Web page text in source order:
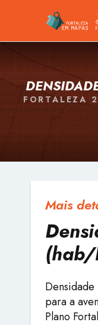
FORTALEZA
Mais
para a
Plano